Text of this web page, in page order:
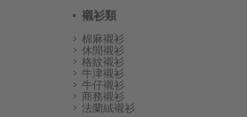
襯衫類
棉麻襯衫
休閒襯衫
格紋襯衫
牛津襯衫
牛仔襯衫
商務襯衫
法蘭絨襯衫